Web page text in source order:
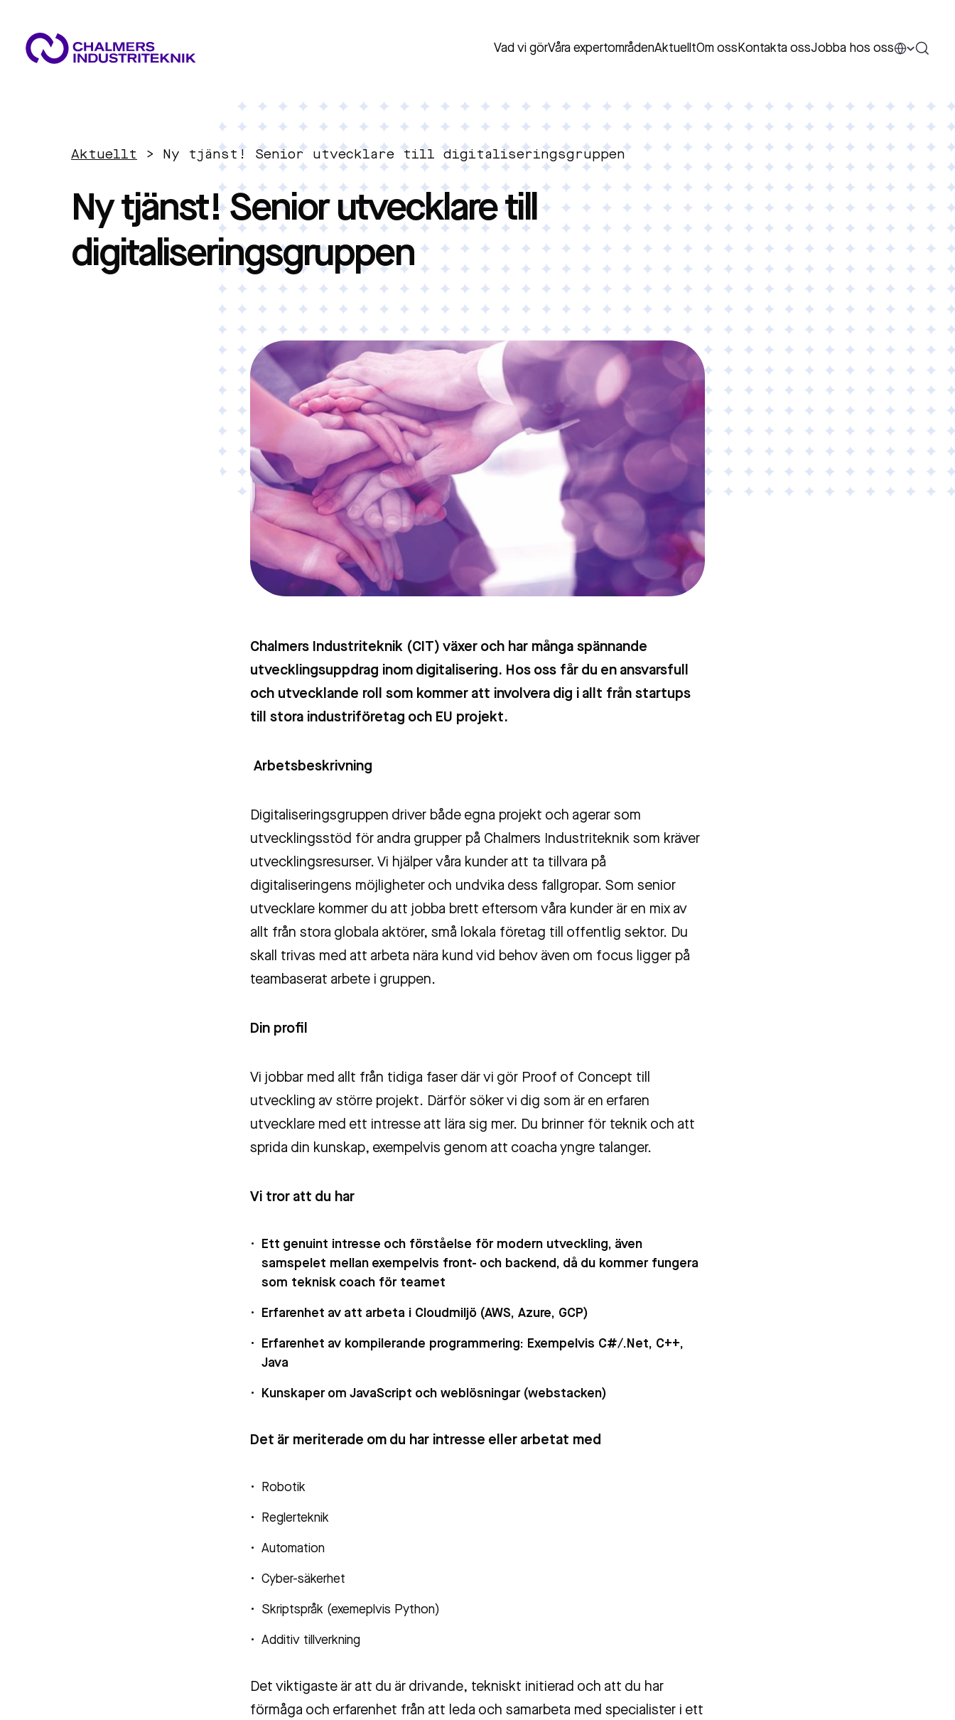
Vad vi görVåra expertområdenAktuelltOm oss Kontakta ossJobba hos oss
OM OSS
JOBBA HOS OSS
Aktuellt > Ny tjänst! Senior utvecklare till digitaliseringsgruppen
Ny tjänst! Senior utvecklare till
digitaliseringsgruppen
Chalmers Industriteknik (CIT) växer och har många spännande
utvecklingsuppdrag inom digitalisering. Hos oss får du en ansvarsfull
och utvecklande roll som kommer att involvera dig i allt från startups
till stora industriföretag och EU projekt.
Arbetsbeskrivning
Digitaliseringsgruppen driver både egna projekt och agerar som
utvecklingsstöd för andra grupper på Chalmers Industriteknik som kräver
utvecklingsresurser. Vi hjälper våra kunder att ta tillvara på
digitaliseringens möjligheter och undvika dess fallgropar. Som senior
utvecklare kommer du att jobba brett eftersom våra kunder är en mix av
allt från stora globala aktörer, små lokala företag till offentlig sektor. Du
skall trivas med att arbeta nära kund vid behov även om focus ligger på
teambaserat arbete i gruppen.
Din profil
Vi jobbar med allt från tidiga faser där vi gör Proof of Concept till
utveckling av större projekt. Därför söker vi dig som är en erfaren
utvecklare med ett intresse att lära sig mer. Du brinner för teknik och att
sprida din kunskap, exempelvis genom att coacha yngre talanger.
Vi tror att du har
Ett genuint intresse och förståelse för modern utveckling, även
samspelet mellan exempelvis front- och backend, då du kommer fungera
som teknisk coach för teamet
Erfarenhet av att arbeta i Cloudmiljö (AWS, Azure, GCP)
Erfarenhet av kompilerande programmering: Exempelvis C#/.Net, C++,
Java
Kunskaper om JavaScript och weblösningar (webstacken)
Det är meriterade om du har intresse eller arbetat med
Robotik
Reglerteknik
Automation
Cyber-säkerhet
Skriptspråk (exemeplvis Python)
Additiv tillverkning
Det viktigaste är att du är drivande, tekniskt initierad och att du har
förmåga och erfarenhet från att leda och samarbeta med specialister i ett